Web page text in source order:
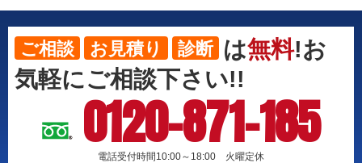
ご相談 お見積り 診断 は無料!お
気軽にご相談下さい!!
0120-871-185
電話受付時間10:00～18:00 火曜定休